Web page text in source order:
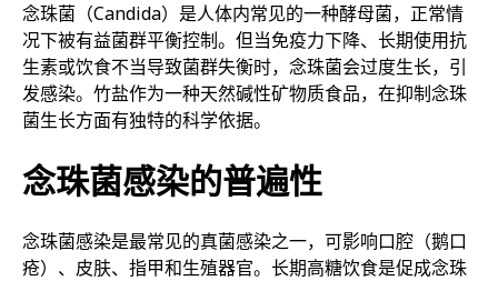
商店
念珠菌（Candida）是人体内常见的一种酵母菌，正常情
况下被有益菌群平衡控制。但当免疫力下降、长期使用抗
生素或饮食不当导致菌群失衡时，念珠菌会过度生长，引
发感染。竹盐作为一种天然碱性矿物质食品，在抑制念珠
菌生长方面有独特的科学依据。
念珠菌感染的普遍性
念珠菌感染是最常见的真菌感染之一，可影响口腔（鹅口
疮）、皮肤、指甲和生殖器官。长期高糖饮食是促成念珠